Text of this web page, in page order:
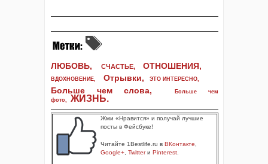
ЛЮБОВЬ, СЧАСТЬЕ, ОТНОШЕНИЯ,
ВДОХНОВЕНИЕ, Отрывки, ЭТО ИНТЕРЕСНО,
Больше чем слова,
Больше чем
фото, ЖИЗНЬ.
Жми «Нравится» и получай лучшие
посты в Фейсбуке!
Читайте 1Bestlife.ru в ВКонтакте
Google+ Twitterи Pinterest